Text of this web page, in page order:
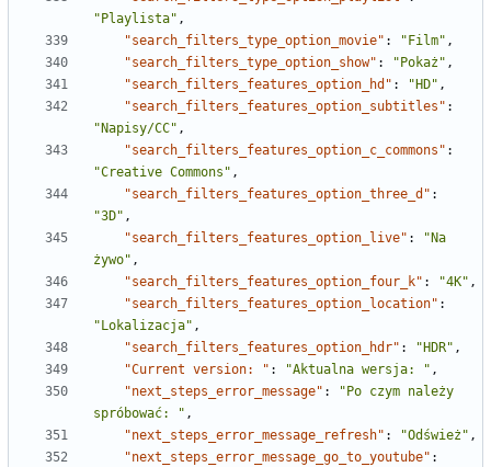
"Playlista" ,
"search_filters_type_option_movie" : "Film" ,
"search_filters_type_option_show" : "Pokaż" ,
"search_filters_features_option_hd" : "HD" ,
"search_filters_features_option_subtitles" :
"Napisy/CC" ,
"search_filters_features_option_c_commons" :
"Creative Commons" ,
"search_filters_features_option_three_d" :
"3D" ,
"search_filters_features_option_live" :
"Na
żywo" ,
"search_filters_features_option_four_k" : "4K" ,
"search_filters_features_option_location" :
"Lokalizacja" ,
"search_filters_features_option_hdr" : "HDR" ,
"Current version: " : "Aktualna wersja: " ,
"next_steps_error_message" :
"Po czym należy
spróbować: " ,
"next_steps_error_message_refresh" : "Odśwież" ,
"next_steps_error_message_go_to_youtube" :